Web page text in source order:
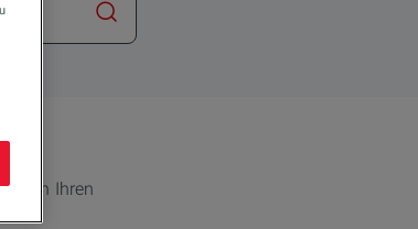
Suche starten
nach Ihren